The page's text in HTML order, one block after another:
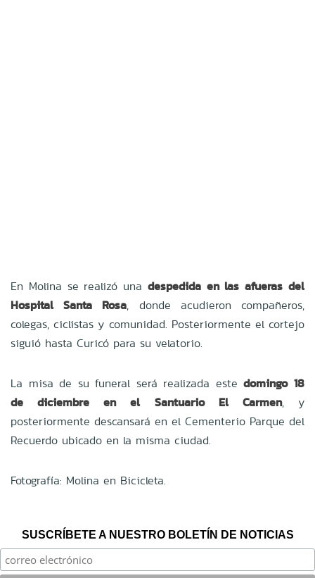
En Molina se realizó una despedida en las afueras del
Hospital Santa Rosa, donde acudieron compañeros,
colegas, ciclistas y comunidad. Posteriormente el cortejo
siguió hasta Curicó para su velatorio.
La misa de su funeral será realizada estedomingo 18
de diciembre en el Santuario El Carmen, y
posteriormente descansará en el Cementerio Parque del
Recuerdo ubicado en la misma ciudad.
Fotografía: Molina en Bicicleta.
SUSCRÍBETE A NUESTRO BOLETÍN DE NOTICIAS